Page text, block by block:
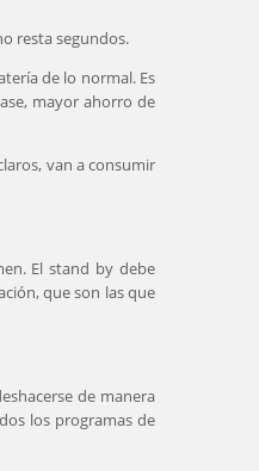
resta segundos.
de lo normal. Es
mayor ahorro de
van a consumir
El stand by debe
que son las que
de manera
los programas de